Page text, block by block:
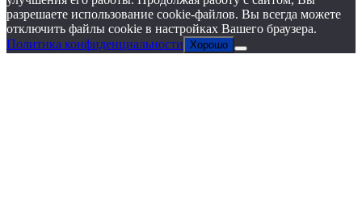
разрешаете использование cookie-файлов. Вы всегда можете
отключить файлы cookie в настройках Вашего браузера.
Политика конфиденциальности Хорошо